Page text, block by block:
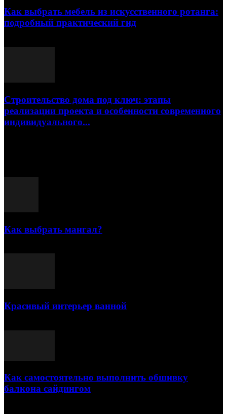
Как выбрать мебель из искусственного ротанга:
подробный практический гид
Строительство дома под ключ: этапы
реализации проекта и особенности современного
индивидуального...
Как выбрать мангал?
Красивый интерьер ванной
Как самостоятельно выполнить обшивку
балкона сайдингом